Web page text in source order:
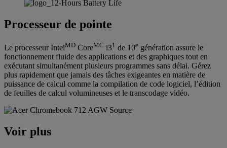
Processeur de pointe
Le processeur IntelMD CoreMC i31 de 10e génération assure le
fonctionnement fluide des applications et des graphiques tout en
exécutant simultanément plusieurs programmes sans délai. Gérez
plus rapidement que jamais des tâches exigeantes en matière de
puissance de calcul comme la compilation de code logiciel, l’édition
de feuilles de calcul volumineuses et le transcodage vidéo.
Voir plus